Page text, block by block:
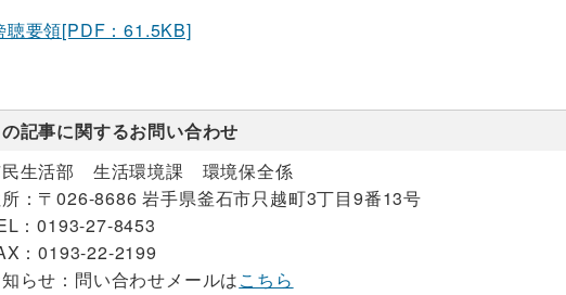
聴要領[PDF：61.5KB]
記事に関するお問い合わせ
生活部 生活環境課 環境保全係
： 〒026-8686 岩手県釜石市只越町3丁目9番13号
：0193-27-8453
：0193-22-2199
らせ： 問い合わせメールはこちら